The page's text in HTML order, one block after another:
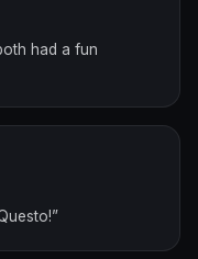
had a fun
”